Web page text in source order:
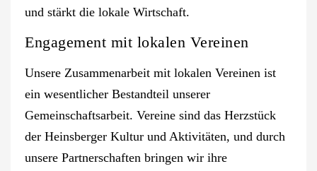
und stärkt die lokale Wirtschaft.
Engagement mit lokalen Vereinen
Unsere Zusammenarbeit mit lokalen Vereinen ist
ein wesentlicher Bestandteil unserer
Gemeinschaftsarbeit. Vereine sind das Herzstück
der Heinsberger Kultur und Aktivitäten, und durch
unsere Partnerschaften bringen wir ihre